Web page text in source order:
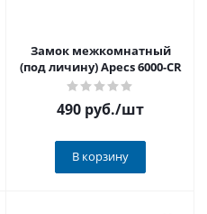
Замок межкомнатный
(под личину) Apecs 6000-CR
490 руб./шт
В корзину